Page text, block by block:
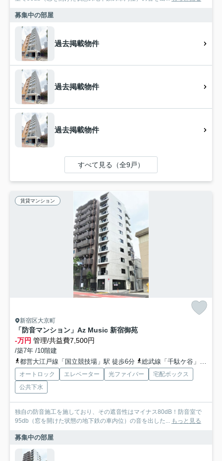
募集中の部屋
過去掲載物件
過去掲載物件
過去掲載物件
すべて見る（全9戸）
賃貸マンション
新宿区大京町
「防音マンション」Az Music 新宿御苑
-万円 管理/共益費7,500円
/築7年 /10階建
都営大江戸線「国立競技場」駅 徒歩6分
総武線「千駄ケ谷」駅 徒歩8分
オートロック エレベーター 光ファイバー
宅配ボックス
公共下水
独自の防音施工を施しており、その遮音性はマイナス80dB！防音室で
95db（窓を開けた状態の地下鉄の車内位）の音を出した... もっと見る
募集中の部屋